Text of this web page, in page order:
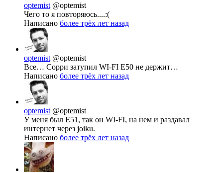
optemist @optemist
Чего то я повторяюсь....:(
Написано более трёх лет назад
optemist @optemist
Все… Сорри затупил WI-FI E50 не держит…
Написано более трёх лет назад
optemist @optemist
У меня был E51, так он WI-FI, на нем и раздавал
интернет через joiku.
Написано более трёх лет назад